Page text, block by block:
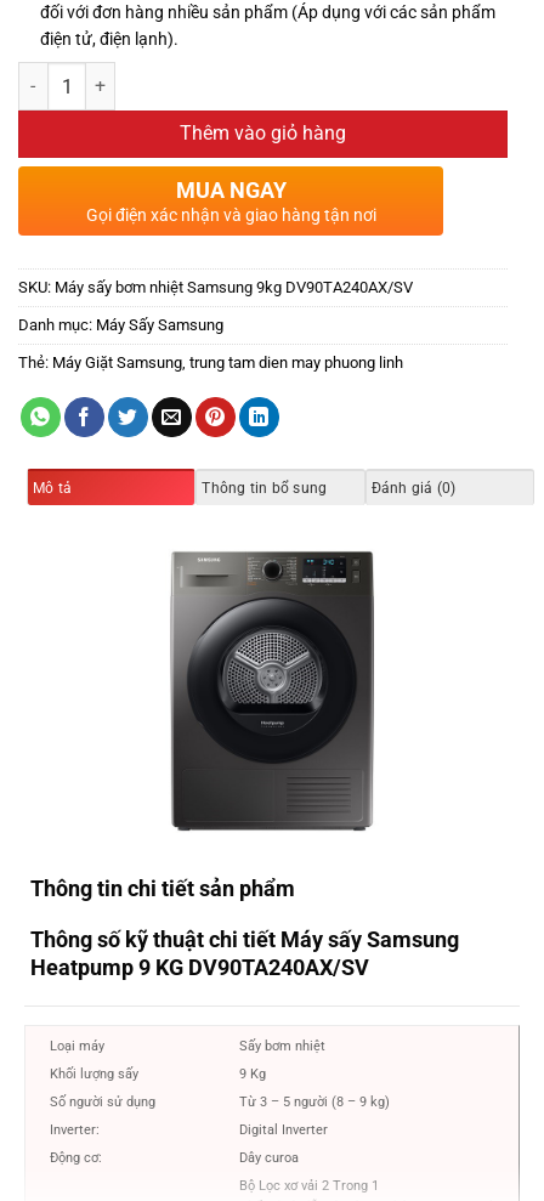
đối với đơn hàng nhiều sản phẩm (Áp dụng với các sản phẩm
điện tử, điện lạnh).
Thêm vào giỏ hàng
MUA NGAY
Gọi điện xác nhận và giao hàng tận nơi
SKU: Máy sấy bơm nhiệt Samsung 9kg DV90TA240AX/SV
Danh mục: Máy Sấy Samsung
Thẻ: Máy Giặt Samsung trung tam dien may phuong linh
Mô tả Thông tin bổ sung Đánh giá (0)
Thông tin chi tiết sản phẩm
Thông số kỹ thuật chi tiết Máy sấy Samsung
Heatpump 9 KG DV90TA240AX/SV
Loại máy
Sấy bơm nhiệt
Khối lượng sấy
9 Kg
Số người sử dụng
Từ 3 – 5 người (8 – 9 kg)
Inverter:
Digital Inverter
Động cơ:
Dây curoa
Bộ Lọc xơ vải 2 Trong 1